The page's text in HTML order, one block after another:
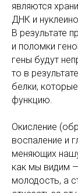
являются
ДНК и
В результате
и поломки
гены будут
то в
белки,
функцию.
Окисление
воспаление и
меняющих
как мы видим
молодость, а